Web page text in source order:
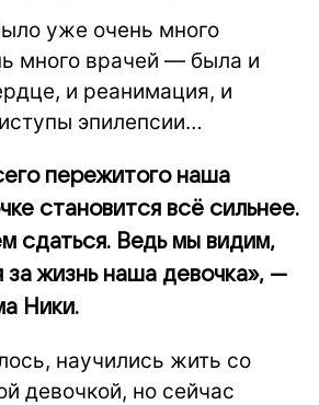
уже очень много
много врачей — была и
и реанимация, и
эпилепсии…
пережитого наша
становится всё сильнее.
сдаться. Ведь мы видим,
за жизнь наша девочка», —
Ники.
научились жить со
девочкой, но сейчас